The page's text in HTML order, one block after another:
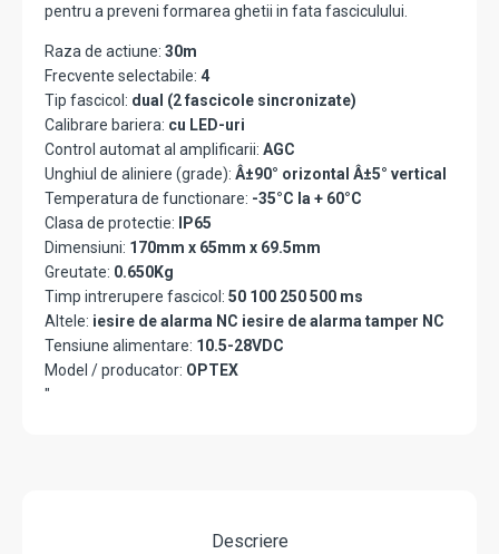
pentru a preveni formarea ghetii in fata fasciculului.
Raza de actiune: 30m
Frecvente selectabile: 4
Tip fascicol: dual (2 fascicole sincronizate)
Calibrare bariera: cu LED-uri
Control automat al amplificarii: AGC
Unghiul de aliniere (grade): Â±90° orizontal Â±5° vertical
Temperatura de functionare: -35°C la + 60°C
Clasa de protectie:
IP65
Dimensiuni: 170mm x 65mm x 69.5mm
Greutate: 0.650Kg
Timp intrerupere fascicol: 50 100 250 500 ms
Altele: iesire de alarma NC iesire de alarma tamper NC
Tensiune alimentare: 10.5-28VDC
Model / producator: OPTEX
"
Descriere